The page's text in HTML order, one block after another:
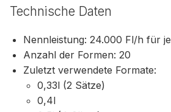
Technische Daten
Nennleistung: 24.000 Fl/h für
Anzahl der Formen: 20
Zuletzt verwendete Formate:
0,33l (2 Sätze)
0,4l